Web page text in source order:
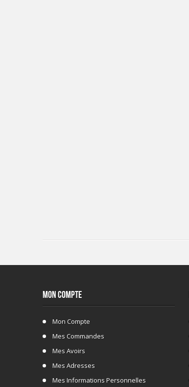
MON COMPTE
Mon Compte
Mes Commandes
Mes Avoirs
Mes Adresses
Mes Informations Personnelles